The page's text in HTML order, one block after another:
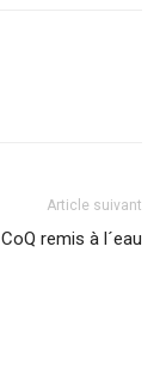
Article suivant
remis à l´eau